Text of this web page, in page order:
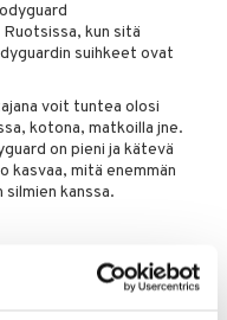
kun sitä
suihkeet ovat
voit tuntea olosi
kotona, matkoilla jne.
on pieni ja kätevä
kasvaa, mitä enemmän
kanssa.
ja silmiä kohti ja suihkuta